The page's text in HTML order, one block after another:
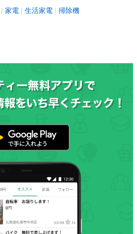
家電 生活家電 掃除機